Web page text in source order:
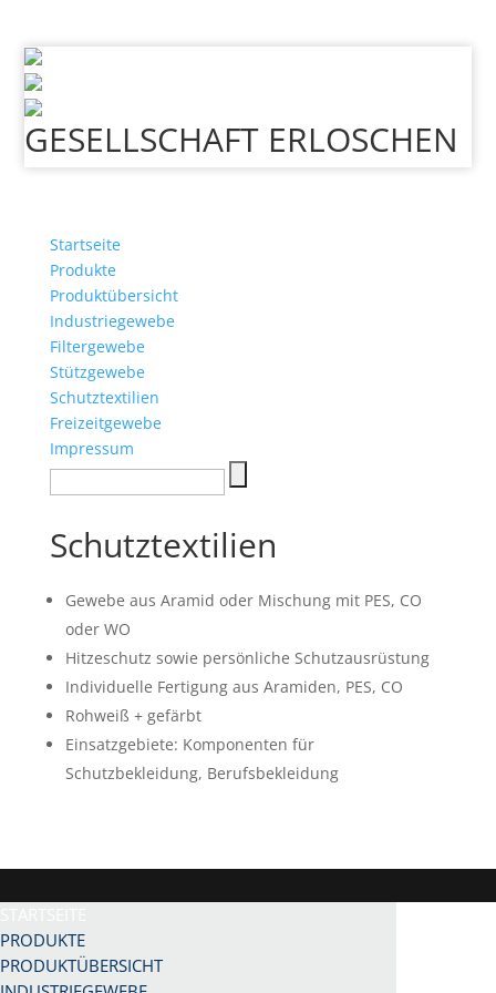
GESELLSCHAFT ERLOSCHEN
Startseite
Produkte
Produktübersicht
Industriegewebe
Filtergewebe
Stützgewebe
Schutztextilien
Freizeitgewebe
Impressum
Schutztextilien
Gewebe aus Aramid oder Mischung mit PES, CO
oder WO
Hitzeschutz sowie persönliche Schutzausrüstung
Individuelle Fertigung aus Aramiden, PES, CO
Rohweiß + gefärbt
Einsatzgebiete: Komponenten für
Schutzbekleidung, Berufsbekleidung
PRODUKTE
PRODUKTÜBERSICHT